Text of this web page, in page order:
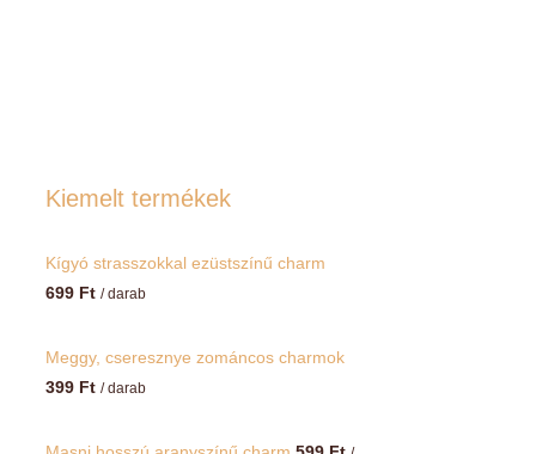
Kiemelt termékek
Kígyó strasszokkal ezüstszínű charm
699 Ft / darab
Meggy, cseresznye zománcos charmok
399 Ft / darab